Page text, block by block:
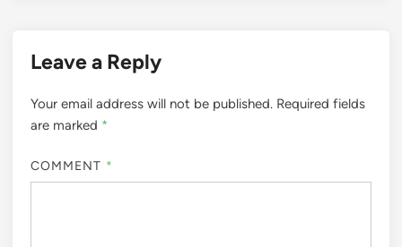
Leave a Reply
Your email address will not be published. Required fields
are marked *
COMMENT *